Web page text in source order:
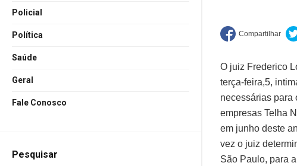
Policial
Política
Saúde
Geral
Fale Conosco
Pesquisar
O juiz Frederico
terça-feira,5,
necessárias para
empresas Telha
em junho deste
vez o juiz
São Paulo, para